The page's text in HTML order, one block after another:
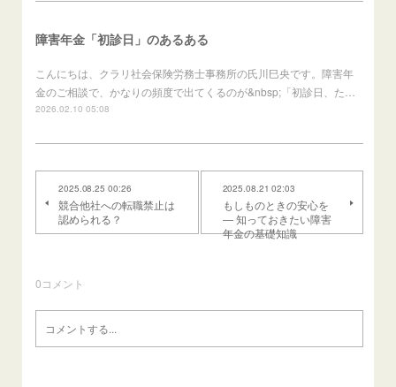
障害年金「初診日」のあるある
こんにちは、クラリ社会保険労務士事務所の氏川巳央です。障害年
金のご相談で、かなりの頻度で出てくるのが&nbsp;「初診日、た…
2026.02.10 05:08
2025.08.25 00:26
競合他社への転職禁止は
認められる？
2025.08.21 02:03
もしものときの安心を
― 知っておきたい障害
年金の基礎知識
0コメント